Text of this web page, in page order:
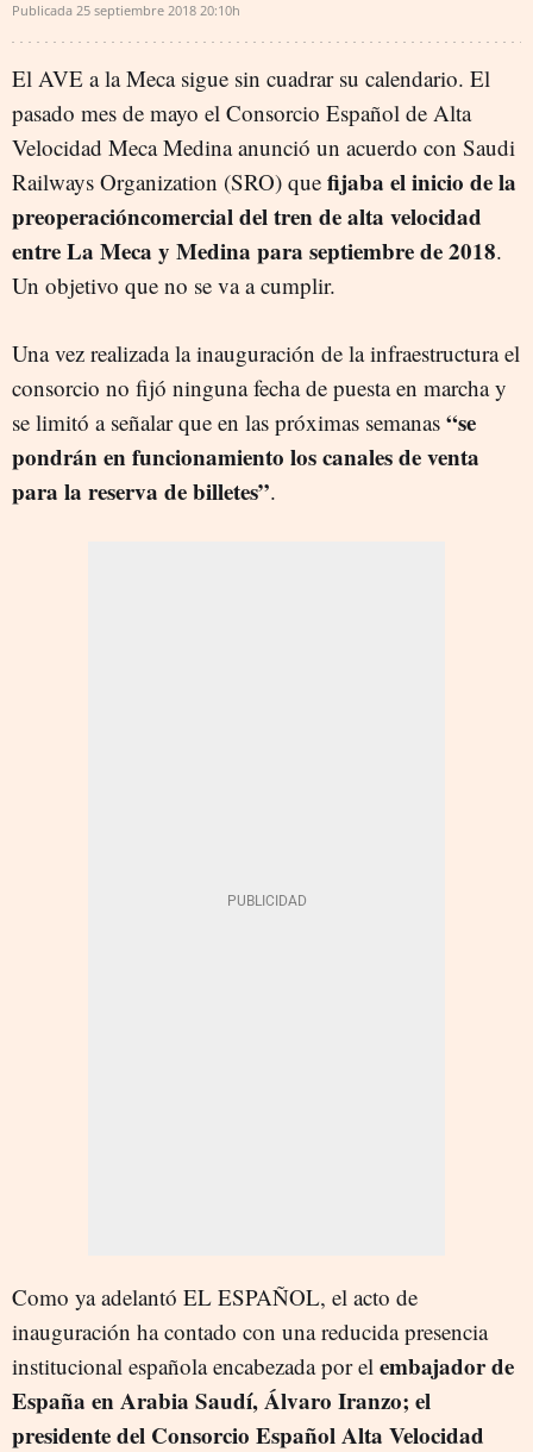
Publicada 25 septiembre 2018 20:10h
El AVE a la Meca sigue sin cuadrar su calendario. El
pasado mes de mayo el Consorcio Español de Alta
Velocidad Meca Medina anunció un acuerdo con Saudi
Railways Organization (SRO) que fijaba el inicio de la
preoperacióncomercial del tren de alta velocidad
entre La Meca y Medina para septiembre de 2018.
Un objetivo que no se va a cumplir.
Una vez realizada la inauguración de la infraestructura el
consorcio no fijó ninguna fecha de puesta en marcha y
se limitó a señalar que en las próximas semanas “se
pondrán en funcionamiento los canales de venta
para la reserva de billetes”.
Como ya adelantó EL ESPAÑOL, el acto de
inauguración ha contado con una reducida presencia
institucional española encabezada por el embajador de
España en Arabia Saudí, Álvaro Iranzo; el
presidente del Consorcio Español Alta Velocidad